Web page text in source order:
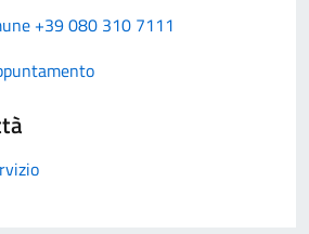
+39 080 310 7111